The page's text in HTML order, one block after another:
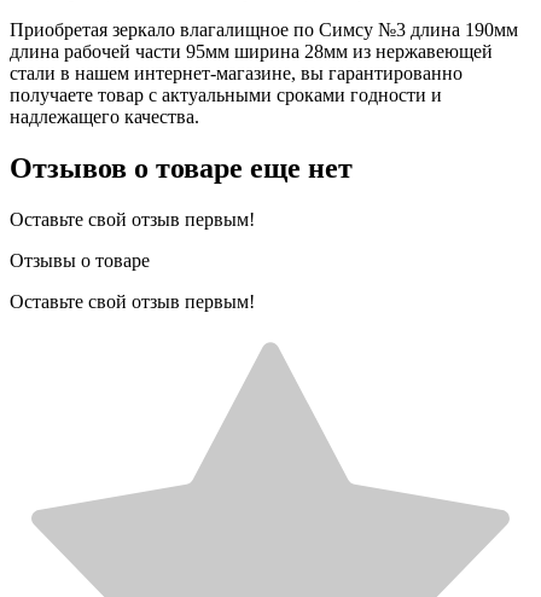
Приобретая зеркало влагалищное по Симсу №3 длина 190мм
длина рабочей части 95мм ширина 28мм из нержавеющей
стали в нашем интернет-магазине, вы гарантированно
получаете товар с актуальными сроками годности и
надлежащего качества.
Отзывов о товаре еще нет
Оставьте свой отзыв первым!
Отзывы о товаре
Оставьте свой отзыв первым!